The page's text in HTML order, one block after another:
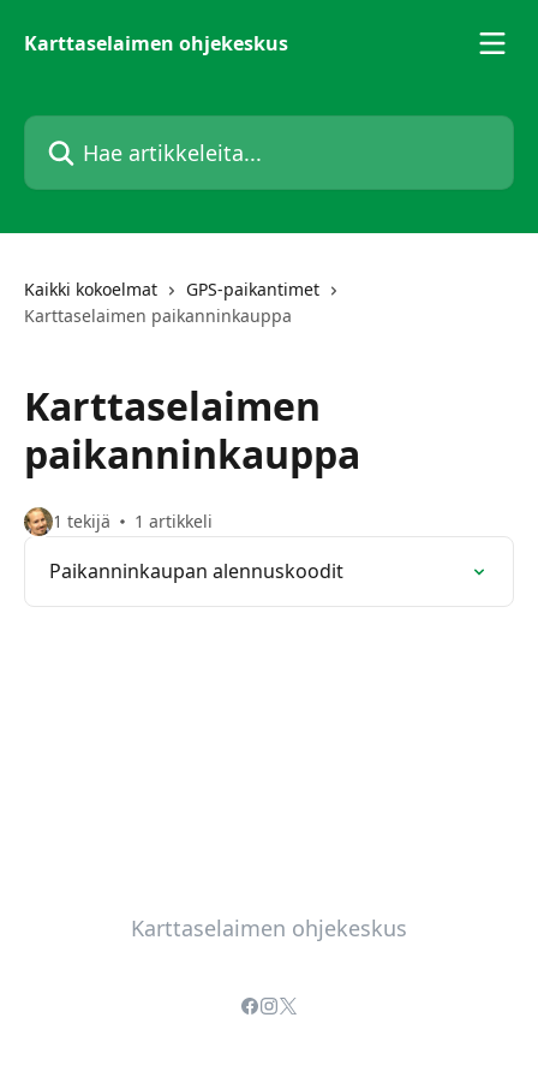
Karttaselaimen ohjekeskus
Hae artikkeleita...
Kaikki kokoelmat
GPS-paikantimet
Karttaselaimen paikanninkauppa
Karttaselaimen
paikanninkauppa
1 tekijä 1 artikkeli
Paikanninkaupan alennuskoodit
Karttaselaimen ohjekeskus